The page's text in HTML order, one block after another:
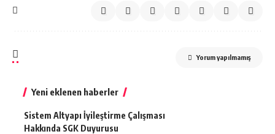
Yorum yapılmamış
Yeni eklenen haberler
Sistem Altyapı İyileştirme Çalışması
Hakkında SGK Duyurusu